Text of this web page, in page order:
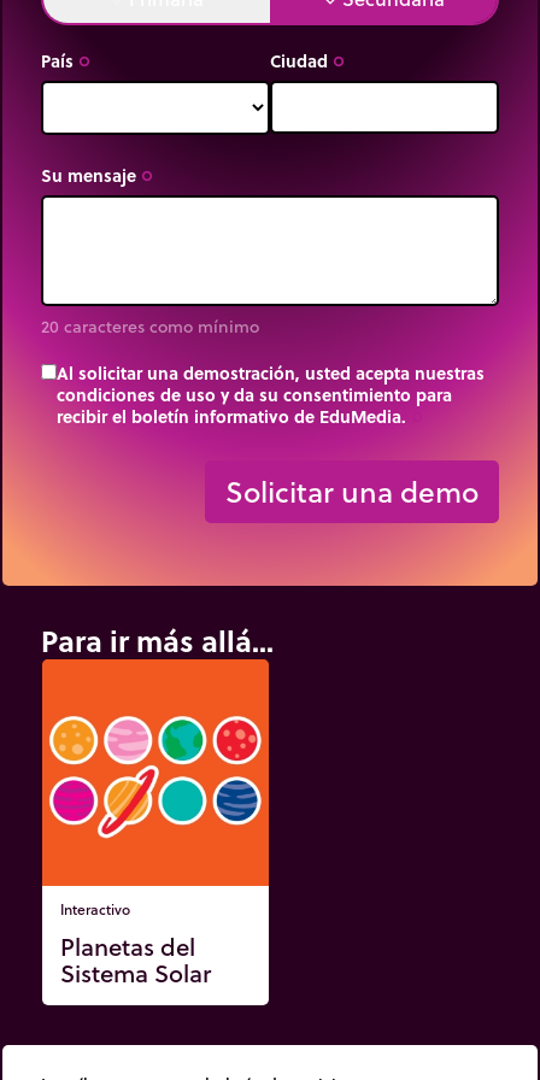
País trip_origin Ciudad trip_origin
Su mensaje trip_origin
20 caracteres como mínimo
Al solicitar una demostración, usted acepta nuestras
condiciones de uso y da su consentimiento para
recibir el boletín informativo de EduMedia.
Solicitar una demo
Para ir más allá...
Interactivo
Planetas del
Sistema Solar